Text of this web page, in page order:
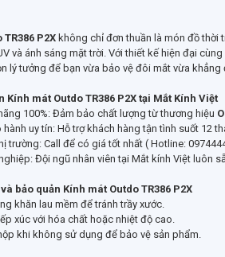
TR386 P2Xkhông chỉ đơn thuần là món đồ thời
và ánh sáng mặt trời. Với thiết kế hiện đại
lý tưởng để bạn vừa bảo vệ đôi mắt vừa khẳng
Kính mát Outdo TR386 P2X tại Mắt Kính Việt
100%: Đảm bảo chất lượng từ thương hiệu
uy tín: Hỗ trợ khách hàng tận tình suốt 12
trường: Call để có giá tốt nhất ( Hotline:
Đội ngũ nhân viên tại Mắt kính Việt luôn
bảo quản Kính mát Outdo TR386 P2X
khăn lau mềm để tránh trầy xước.
xúc với hóa chất hoặc nhiệt độ cao.
khi không sử dụng để bảo vệ sản phẩm.